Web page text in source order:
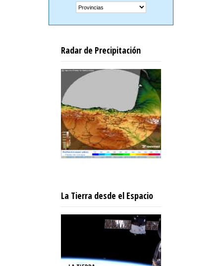
Radar de Precipitación
La Tierra desde el Espacio